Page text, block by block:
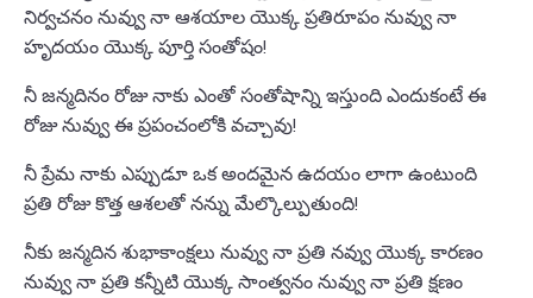
నిర్వచనం నువ్వు నా ఆశయాల యొక్క ప్రతిరూపం నువ్వు నా
హృదయం యొక్క పూర్తి సంతోషం!
నీ జన్మదినం రోజు నాకు ఎంతో సంతోషాన్ని ఇస్తుంది ఎందుకంటే ఈ
రోజు నువ్వు ఈ ప్రపంచంలోకి వచ్చావు!
నీ ప్రేమ నాకు ఎప్పుడూ ఒక అందమైన ఉదయం లాగా ఉంటుంది
ప్రతి రోజు కొత్త ఆశలతో నన్ను మేల్కొల్పుతుంది!
నీకు జన్మదిన శుభాకాంక్షలు నువ్వు నా ప్రతి నవ్వు యొక్క కారణం
నువ్వు నా ప్రతి కన్నీటి యొక్క సాంత్వనం నువ్వు నా ప్రతి క్షణం